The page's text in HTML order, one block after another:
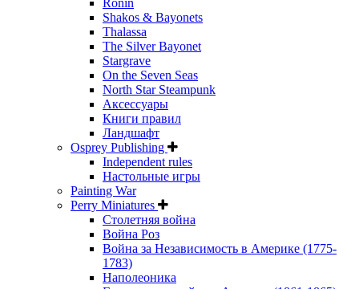
Ronin
Shakos & Bayonets
Thalassa
The Silver Bayonet
Stargrave
On the Seven Seas
North Star Steampunk
Аксессуары
Книги правил
Ландшафт
Osprey Publishing
Independent rules
Настольные игры
Painting War
Perry Miniatures
Столетняя война
Война Роз
Война за Независимость в Америке (1775-
1783)
Наполеоника